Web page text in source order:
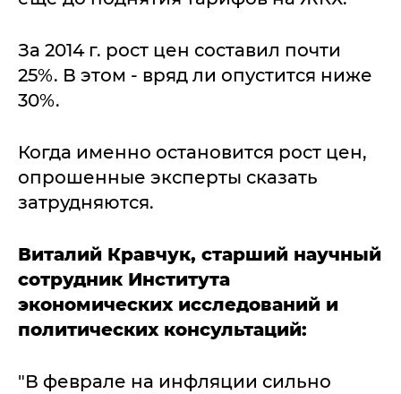
За 2014 г. рост цен составил почти
25%. В этом - вряд ли опустится ниже
30%.
Когда именно остановится рост цен,
опрошенные эксперты сказать
затрудняются.
Виталий Кравчук, старший научный
сотрудник Института
экономических исследований и
политических консультаций:
"В феврале на инфляции сильно